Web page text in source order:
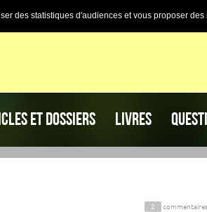
ET DOSSIERS LIVRES
2 commentaires
des statistiques d'audiences et vous proposer